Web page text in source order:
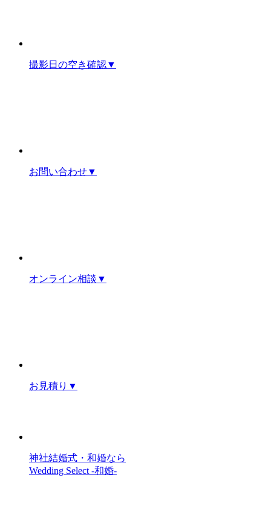
撮影日の空き確認▼
お問い合わせ▼
オンライン相談 ▼
お見積り ▼
神社結婚式・和婚なら
Wedding Select -和婚-